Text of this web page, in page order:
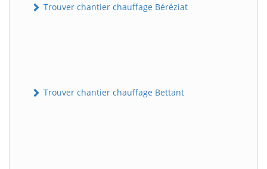
Trouver chantier chauffage Béréziat
Trouver chantier chauffage Bettant